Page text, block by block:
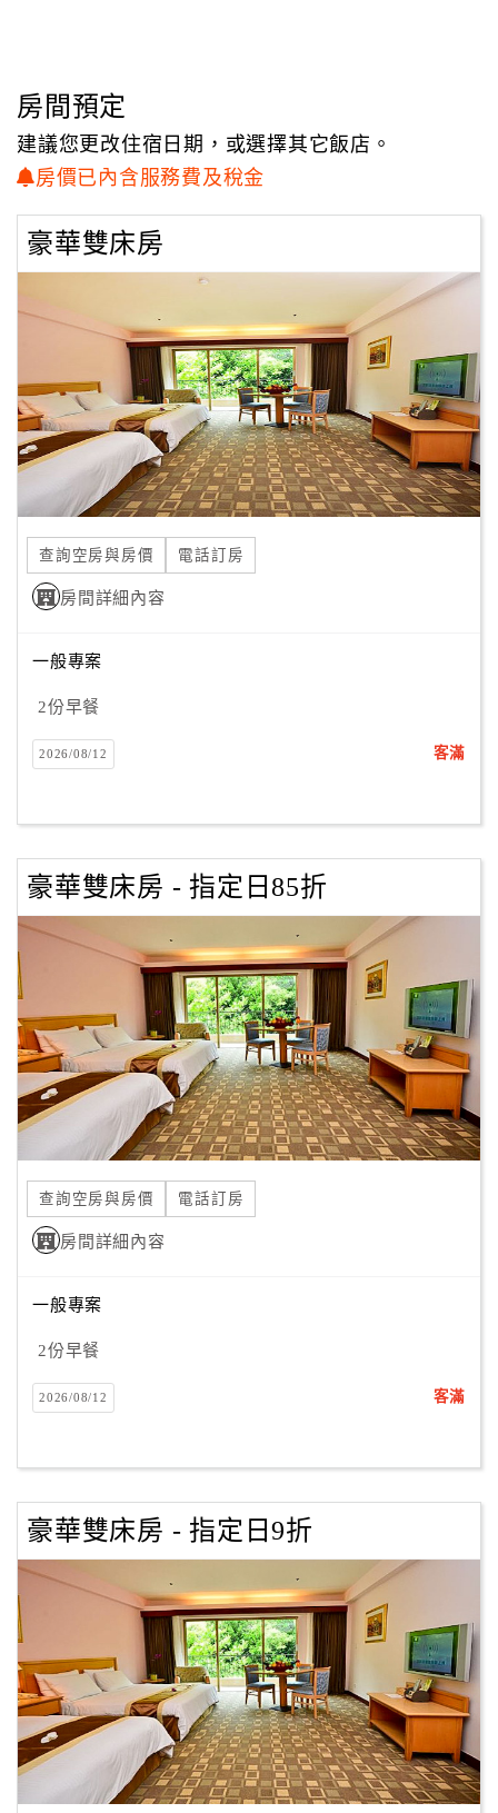
管
員
帳
服
聯
絡
單
Line
線
上
利
訂
房
Q&A
國
旅
卡
訂
房
請
款
收
提
案
飯
店
作
廠
商
合
作
房間預定
建議您更改住宿日期，或選擇其它飯店。
房價已內含服務費及稅金
豪華雙床房
查詢空房與房價 電話訂房
房間詳細內容
一般專案
2份早餐
2026/08/12 客滿
豪華雙床房 - 指定日85折
查詢空房與房價 電話訂房
房間詳細內容
一般專案
2份早餐
2026/08/12 客滿
豪華雙床房 - 指定日9折